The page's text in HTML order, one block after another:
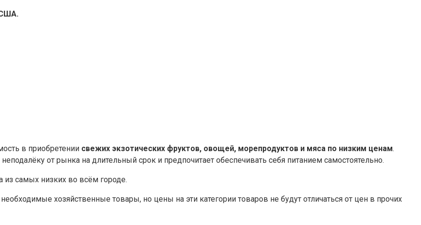
США.
в приобретении свежих экзотических фруктов, овощей, морепродуктов и мяса по низким ценам.
от рынка на длительный срок и предпочитает обеспечивать себя питанием самостоятельно.
из самых низких во всём городе.
хозяйственные товары, но цены на эти категории товаров не будут отличаться от цен в прочих